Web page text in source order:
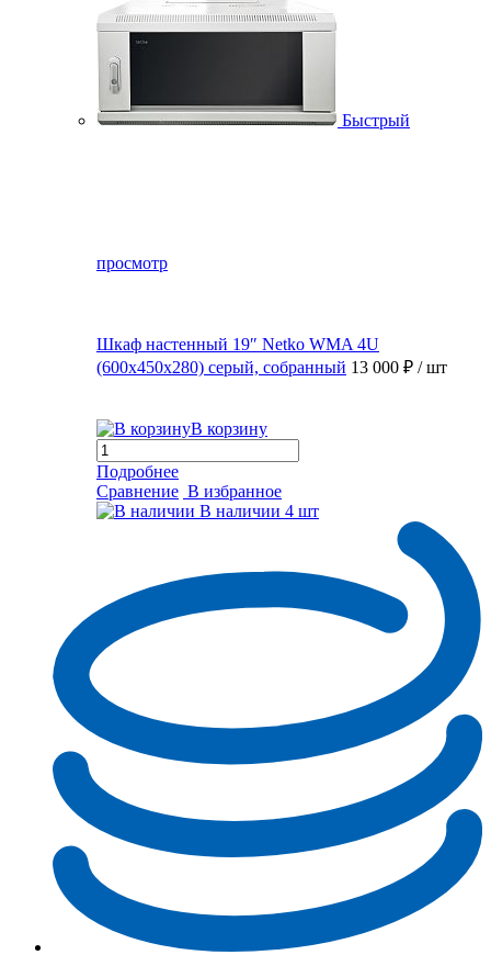
Быстрый
просмотр
Шкаф настенный 19″ Netko WMA 4U
(600x450x280) серый, собранный 13 000 ₽ / шт
В корзину
Подробнее
Сравнение В избранное
В наличии 4 шт